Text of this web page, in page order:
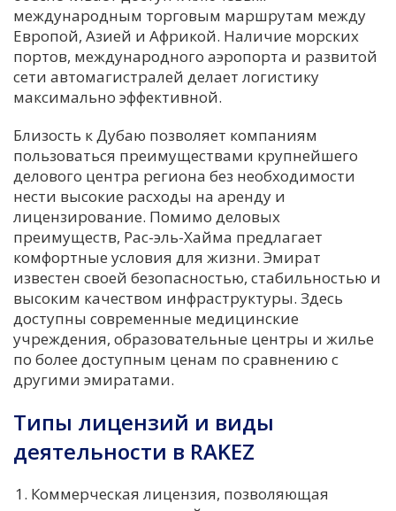
международным торговым маршрутам между
Европой, Азией и Африкой. Наличие морских
портов, международного аэропорта и развитой
сети автомагистралей делает логистику
максимально эффективной.
Близость к Дубаю позволяет компаниям
пользоваться преимуществами крупнейшего
делового центра региона без необходимости
нести высокие расходы на аренду и
лицензирование. Помимо деловых
преимуществ, Рас-эль-Хайма предлагает
комфортные условия для жизни. Эмират
известен своей безопасностью, стабильностью и
высоким качеством инфраструктуры. Здесь
доступны современные медицинские
учреждения, образовательные центры и жилье
по более доступным ценам по сравнению с
другими эмиратами.
Типы лицензий и виды
деятельности в RAKEZ
Коммерческая лицензия, позволяющая